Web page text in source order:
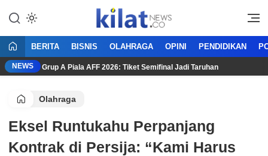
KilatNews.co
Mencerdaskan Anak Bangsa
BERITA BISNIS OLAHRAGA OPINI PENDIDIKAN
NEWSGrup A Piala AFF 2026: Tiket Semifinal Jadi Taruhan
Olahraga
Eksel Runtukahu Perpanjang
Kontrak di Persija: “Kami Harus